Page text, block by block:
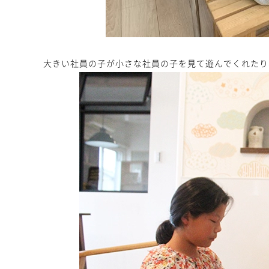
大きい社員の子が小さな社員の子を見て遊んでくれた